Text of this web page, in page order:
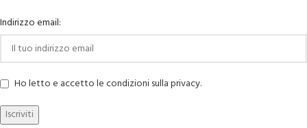
Indirizzo email:
Ho letto e accetto le condizioni sulla privacy.